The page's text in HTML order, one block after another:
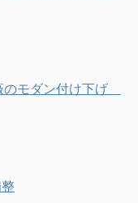
モダン付け下げ